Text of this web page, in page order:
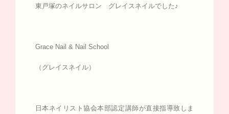
東戸塚のネイルサロン グレイスネイルでした♪
Grace Nail & Nail School
（グレイスネイル）
日本ネイリスト協会本部認定講師が直接指導致しま